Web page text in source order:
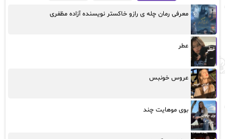
معرفی رمان چله ی رازو خاکستر نویسنده آزاده مظفری
عطر
عروس خونبس
بوی موهایت چند